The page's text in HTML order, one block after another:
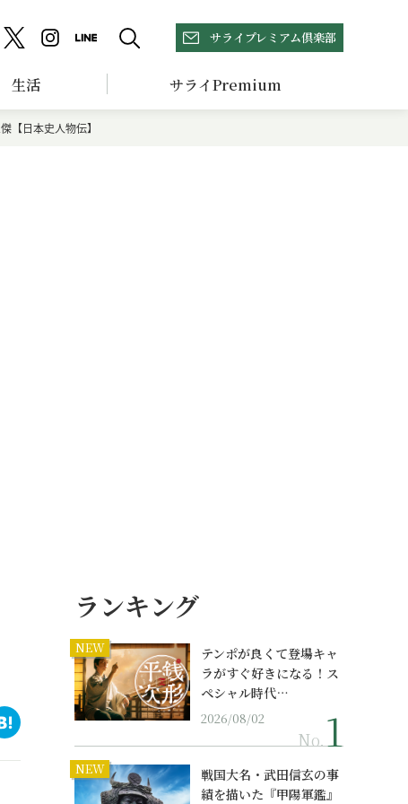
サライプレミアム倶楽部
生活 サライPremium
【日本史人物伝】
ランキング
NEW
テンポが良くて登場キャ
ラがすぐ好きになる！ス
ペシャル時代…
2026/08/02
No.
NEW
戦国大名・武田信玄の事
績を描いた『甲陽軍鑑』